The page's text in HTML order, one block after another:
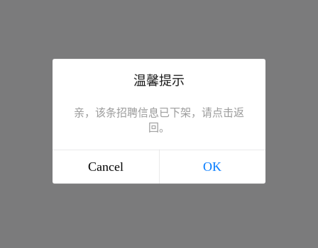
温馨提示
亲，该条招聘信息已下架，请点击返
回。
Cancel OK